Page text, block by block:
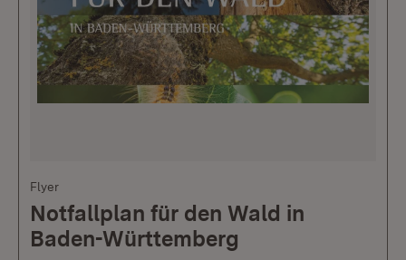
Flyer
Notfallplan für den Wald in
Baden-Württemberg